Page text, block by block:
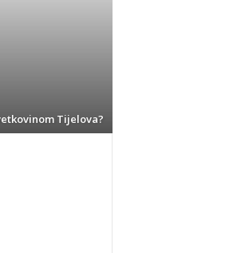
Tijelova?